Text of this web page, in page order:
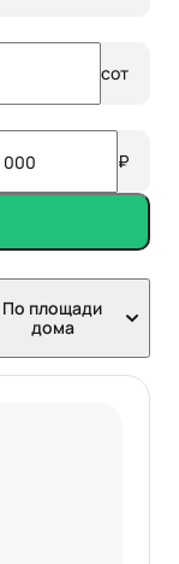
сот
₽
По площади
дома